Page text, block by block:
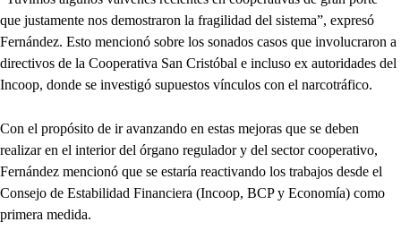
que justamente nos demostraron la fragilidad del sistema”, expresó
Fernández. Esto mencionó sobre los sonados casos que involucraron a
directivos de la Cooperativa San Cristóbal e incluso ex autoridades del
Incoop, donde se investigó supuestos vínculos con el narcotráfico.
Con el propósito de ir avanzando en estas mejoras que se deben
realizar en el interior del órgano regulador y del sector cooperativo,
Fernández mencionó que se estaría reactivando los trabajos desde el
Consejo de Estabilidad Financiera (Incoop, BCP y Economía) como
primera medida.